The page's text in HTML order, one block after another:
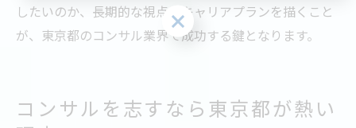
したいのか、長期的な視点でキャリアプランを描くこと
が、東京都のコンサル業界で成功する鍵となります。
コンサルを志すなら東京都が熱い
お問い合わせはこちら